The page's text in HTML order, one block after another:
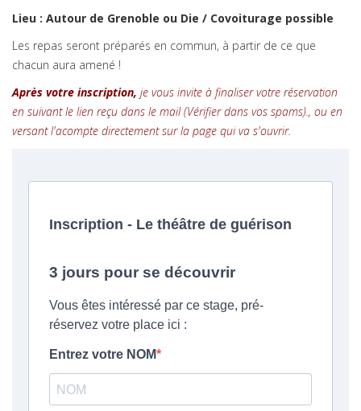
Lieu : Autour de Grenoble ou Die / Covoiturage possible
Les repas seront préparés en commun, à partir de ce que
chacun aura amené !
Après votre inscription, je vous invite à finaliser votre réservation
en suivant le lien reçu dans le mail(Vérifier dans vos spams)., ou en
versant l'acompte directement sur la page qui va s'ouvrir.